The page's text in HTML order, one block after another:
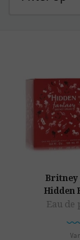
Britney
Hidden
Eau